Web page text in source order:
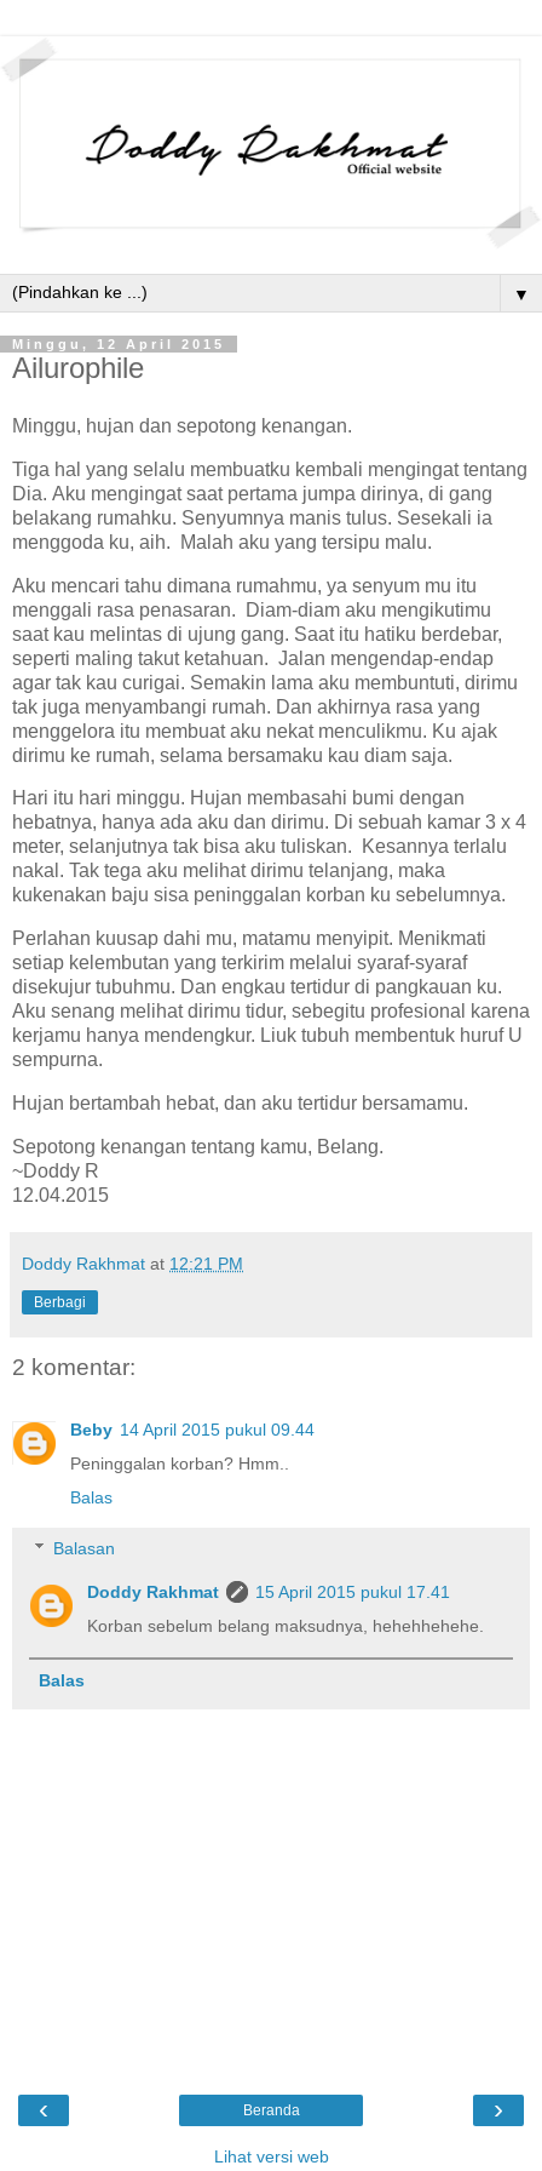
▼
Minggu, 12 April 2015
Ailurophile
Minggu, hujan dan sepotong kenangan.
Tiga hal yang selalu membuatku kembali mengingat tentang
Dia. Aku mengingat saat pertama jumpa dirinya, di gang
belakang rumahku. Senyumnya manis tulus. Sesekali ia
menggoda ku, aih. Malah aku yang tersipu malu.
Aku mencari tahu dimana rumahmu, ya senyum mu itu
menggali rasa penasaran. Diam-diam aku mengikutimu
saat kau melintas di ujung gang. Saat itu hatiku berdebar,
seperti maling takut ketahuan. Jalan mengendap-endap
agar tak kau curigai. Semakin lama aku membuntuti, dirimu
tak juga menyambangi rumah. Dan akhirnya rasa yang
menggelora itu membuat aku nekat menculikmu. Ku ajak
dirimu ke rumah, selama bersamaku kau diam saja.
Hari itu hari minggu. Hujan membasahi bumi dengan
hebatnya, hanya ada aku dan dirimu. Di sebuah kamar 3 x 4
meter, selanjutnya tak bisa aku tuliskan. Kesannya terlalu
nakal. Tak tega aku melihat dirimu telanjang, maka
kukenakan baju sisa peninggalan korban ku sebelumnya.
Perlahan kuusap dahi mu, matamu menyipit. Menikmati
setiap kelembutan yang terkirim melalui syaraf-syaraf
disekujur tubuhmu. Dan engkau tertidur di pangkauan ku.
Aku senang melihat dirimu tidur, sebegitu profesional karena
kerjamu hanya mendengkur. Liuk tubuh membentuk huruf U
sempurna.
Hujan bertambah hebat, dan aku tertidur bersamamu.
Sepotong kenangan tentang kamu, Belang.
~Doddy R
12.04.2015
Doddy Rakhmat at 12:21 PM
Berbagi
2 komentar:
Beby 14 April 2015 pukul 09.44
Peninggalan korban? Hmm..
Balas
Balasan
Doddy Rakhmat
15 April 2015 pukul 17.41
Korban sebelum belang maksudnya, hehehhehehe.
Balas
‹ ›
Beranda
Lihat versi web